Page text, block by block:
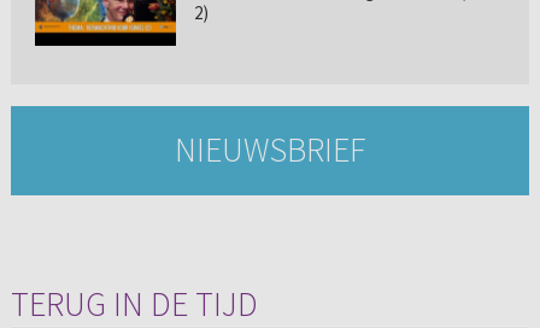
2)
NIEUWSBRIEF
TERUG IN DE TIJD